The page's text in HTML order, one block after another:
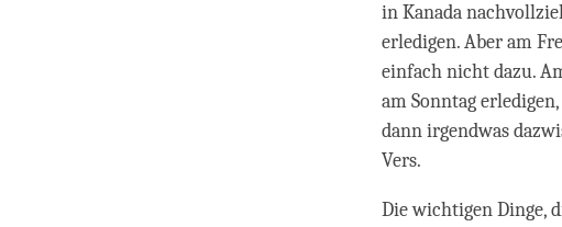
in Kanada
erledigen. Aber am
einfach nicht dazu.
am Sonntag
dann irgendwas
Vers.
Die wichtigen Dinge,